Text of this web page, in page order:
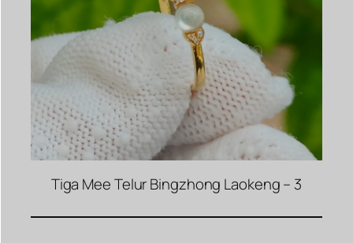
Tiga Mee Telur Bingzhong Laokeng – 3